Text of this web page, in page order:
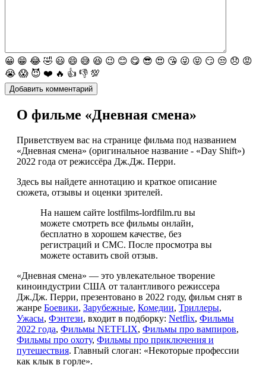
😀 😁 😂 🤣 😃 😄 😅 😆 😉 😊 😋 😎 😍 😘 😜 😝 😏 😒 😞 😡
😭 😱 😈 ❤️ 🔥 👍 👎 💯
О фильме «Дневная смена»
Приветствуем вас на странице фильма под названием
«Дневная смена» (оригинальное название - «Day Shift»)
2022 года от режиссёра Дж.Дж. Перри.
Здесь вы найдете аннотацию и краткое описание
сюжета, отзывы и оценки зрителей.
На нашем сайте lostfilms-lordfilm.ru вы
можете смотреть все фильмы онлайн,
бесплатно в хорошем качестве, без
регистраций и СМС. После просмотра вы
можете оставить свой отзыв.
«Дневная смена» — это увлекательное творение
киноиндустрии США от талантливого режиссера
Дж.Дж. Перри, презентовано в 2022 году, фильм снят в
жанре Боевики, Зарубежные, Комедии, Триллеры,
Ужасы, Фэнтези, входит в подборку: Netflix, Фильмы
2022 года, Фильмы NETFLIX, Фильмы про вампиров,
Фильмы про охоту, Фильмы про приключения и
путешествия. Главный слоган: «Некоторые профессии
как клык в горле».